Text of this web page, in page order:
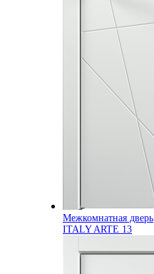
Межкомнатная дверь
ITALY ARTE 13